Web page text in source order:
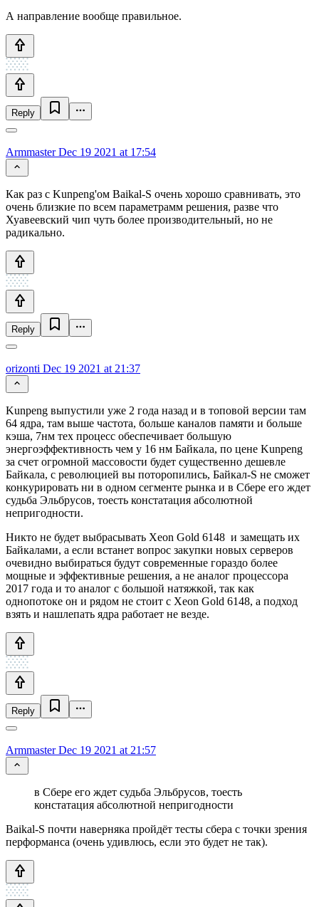
А направление вообще правильное.
Reply
ArmmasterDec 19 2021 at 17:54
Как раз с Kunpeng'ом Baikal-S очень хорошо сравнивать, это
очень близкие по всем параметрамм решения, разве что
Хуавеевский чип чуть более производительный, но не
радикально.
Reply
orizonti Dec 19 2021 at 21:37
Kunpeng выпустили уже 2 года назад и в топовой версии там
64 ядра, там выше частота, больше каналов памяти и больше
кэша, 7нм тех процесс обеспечивает большую
энергоэффективность чем у 16 нм Байкала, по цене Kunpeng
за счет огромной массовости будет существенно дешевле
Байкала, с революцией вы поторопились, Байкал-S не сможет
конкурировать ни в одном сегменте рынка и в Сбере его ждет
судьба Эльбрусов, тоесть констатация абсолютной
непригодности.
Никто не будет выбрасывать Xeon Gold 6148 и замещать их
Байкалами, а если встанет вопрос закупки новых серверов
очевидно выбираться будут современные гораздо более
мощные и эффективные решения, а не аналог процессора
2017 года и то аналог с большой натяжкой, так как
однопотоке он и рядом не стоит с Xeon Gold 6148, а подход
взять и нашлепать ядра работает не везде.
Reply
ArmmasterDec 19 2021 at 21:57
в Сбере его ждет судьба Эльбрусов, тоесть
констатация абсолютной непригодности
Baikal-S почти наверняка пройдёт тесты сбера с точки зрения
перформанса (очень удивлюсь, если это будет не так).